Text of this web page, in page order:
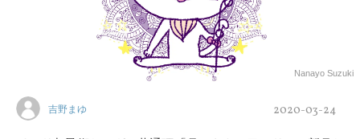
Nanayo Suzuki
吉野まゆ 2020-03-24